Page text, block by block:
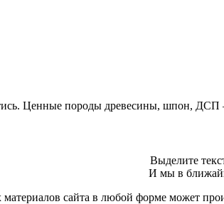
Ценные породы древесины, шпон,
Выделите
И мы в
сайта в любой форме может